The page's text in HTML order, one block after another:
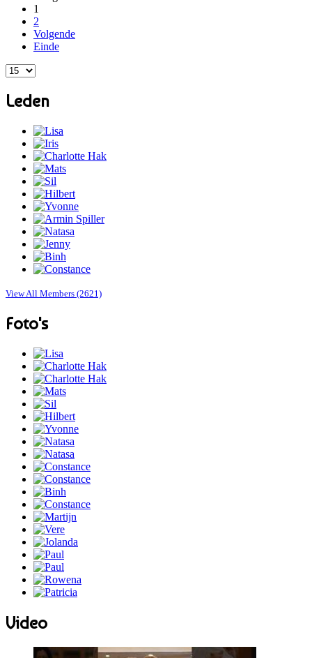
1
2
Volgende
Einde
Leden
View All Members (2621)
Foto's
Video